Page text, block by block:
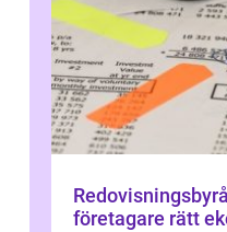
Redovisningsbyrå
företagare rätt